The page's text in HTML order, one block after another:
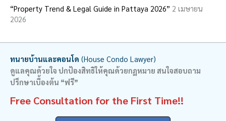
“Property Trend & Legal Guide in Pattaya 2026” 2 เมษายน
2026
ทนายบ้านและคอนโด (House Condo Lawyer)
ดูแลคุณด้วยใจ ปกป้องสิทธิให้คุณด้วยกฏหมาย สนใจสอบถาม
ปรึกษาเบื้องต้น “ฟรี”
Free Consultation for the First Time!!